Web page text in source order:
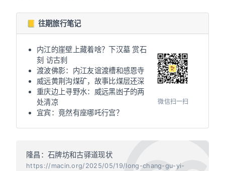
📒 往期旅行笔记
内江的崖壁上藏着啥？下汉墓 赏石
刻 访古刹
渡波佛影：内江友谊渡槽和感恩寺
威远黄荆沟煤矿，故事比煤层还深
重庆边上寻野水：威远黑凼子的两
处清凉
宜宾：竟然有座哪吒行宫？
微信扫一扫
隆昌：石牌坊和古驿道现状
https://macin.org/2025/05/19/long-chang-gu-yi-